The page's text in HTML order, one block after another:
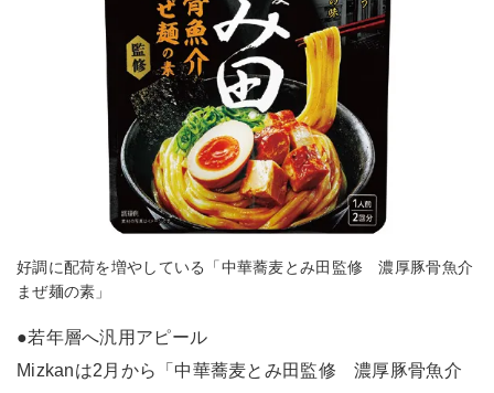
好調に配荷を増やしている「中華蕎麦とみ田監修 濃厚豚骨魚介
まぜ麺の素」
●若年層へ汎用アピール
Mizkanは2月から「中華蕎麦とみ田監修 濃厚豚骨魚介